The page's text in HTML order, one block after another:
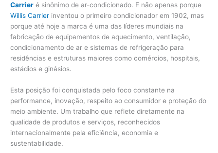
Carrier é sinônimo de ar-condicionado. E não apenas porque
Willis Carrier inventou o primeiro condicionador em 1902, mas
porque até hoje a marca é uma das líderes mundiais na
fabricação de equipamentos de aquecimento, ventilação,
condicionamento de ar e sistemas de refrigeração para
residências e estruturas maiores como comércios, hospitais,
estádios e ginásios.
Esta posição foi conquistada pelo foco constante na
performance, inovação, respeito ao consumidor e proteção do
meio ambiente. Um trabalho que reflete diretamente na
qualidade de produtos e serviços, reconhecidos
internacionalmente pela eficiência, economia e
sustentabilidade.